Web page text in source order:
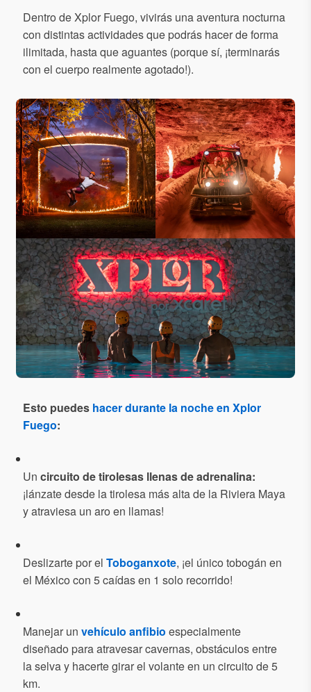
Dentro de Xplor Fuego, vivirás una aventura nocturna
con distintas actividades que podrás hacer de forma
ilimitada, hasta que aguantes (porque sí, ¡terminarás
con el cuerpo realmente agotado!).
Esto puedes hacer durante la noche en Xplor
Fuego:
Un circuito de tirolesas llenas de adrenalina:
¡lánzate desde la tirolesa más alta de la Riviera Maya
y atraviesa un aro en llamas!
Deslizarte por el Toboganxote, ¡el único tobogán en
el México con 5 caídas en 1 solo recorrido!
Manejar un vehículo anfibio especialmente
diseñado para atravesar cavernas, obstáculos entre
la selva y hacerte girar el volante en un circuito de 5
km.